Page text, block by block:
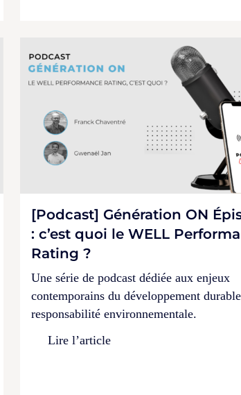
[Podcast] Génération ON
: c’est quoi le WELL
Rating ?
Une série de podcast dédiée aux enjeux
contemporains du développement
responsabilité environnementale.
Lire l’article